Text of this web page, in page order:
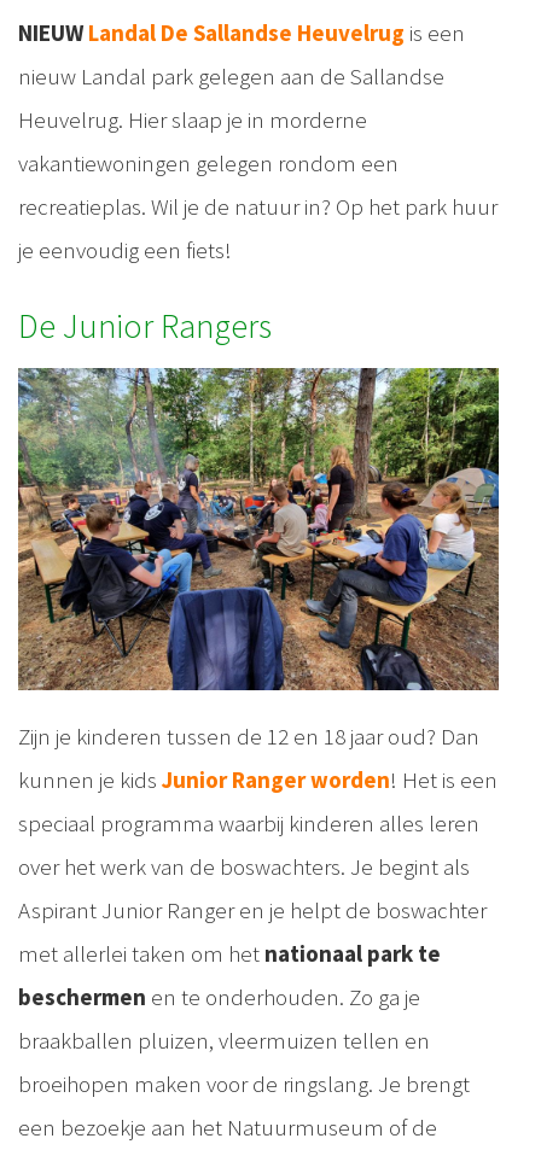
NIEUWLandal De Sallandse Heuvelrug is een
nieuw Landal park gelegen aan de Sallandse
Heuvelrug. Hier slaap je in morderne
vakantiewoningen gelegen rondom een
recreatieplas. Wil je de natuur in? Op het park huur
je eenvoudig een fiets!
De Junior Rangers
Zijn je kinderen tussen de 12 en 18 jaar oud? Dan
kunnen je kids Junior Ranger worden! Het is een
speciaal programma waarbij kinderen alles leren
over het werk van de boswachters. Je begint als
Aspirant Junior Ranger en je helpt de boswachter
met allerlei taken om het nationaal park te
beschermen en te onderhouden. Zo ga je
braakballen pluizen, vleermuizen tellen en
broeihopen maken voor de ringslang. Je brengt
een bezoekje aan het Natuurmuseum of de